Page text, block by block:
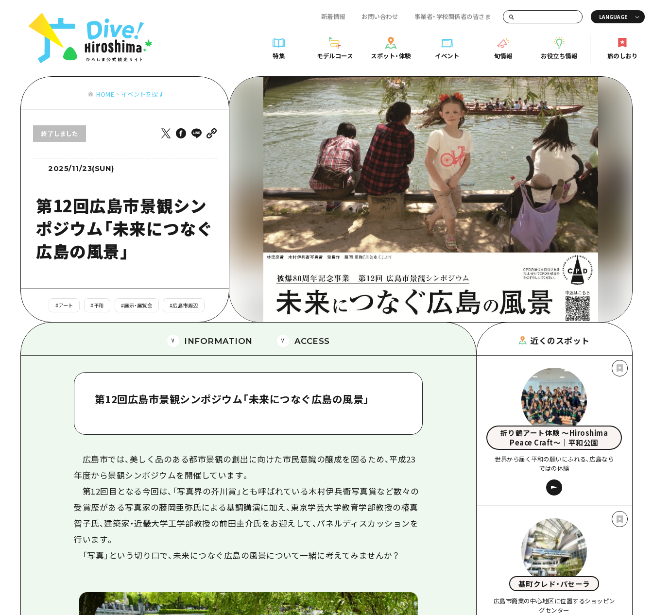
新着情報 お問い合わせ 事業者・学校関係者の皆さま
特集
アート
サイクリング
ショッピング
スポーツ
ナイトライフ
世界遺産
学び・体験
定番
歴史・文化
癒し
自然
モデルコース
モデルコース一覧
Dive! Hiroshima 公式ガイド
広島もしもトラベル
あたらしい非日常
広島市周辺
安芸
備後
備北
芸北
宮島周辺
山口県東部
弾丸
日帰り
半日
1泊2日
2泊3日
スポット・体験
スポット・体験一覧
広島市周辺
安芸
備後
備北
芸北
宮島周辺
山口県東部
愛媛県
島根県
イベント
旬情報
お役立ち情報
お役立ち情報一覧
アクセス
二次交通まとめ
施設の混雑状況のお知らせ
お得な周遊チケット
手荷物預かり・配送サービス
広島おもてなしパス
HIROSHIMA FREE Wi-Fi
観光案内所
広島県を訪れる外国人旅行者向け情報一覧
ボランティアガイド
ユニバーサルツーリズム
ガイドブック
広島県の魅力を動画でご紹介！
よくあるご質問
メディア掲載情報
フォトダウンロード
関連リンク
旅のしおり
おすすめ
世界遺産
歴史・文化
自然
芸北
宮島周辺
山口県東部
半日
2泊3日
備後
芸北
宮島周辺
山口県東部
愛媛県
島根県
お役立ち情報一覧
アクセス
二次交通まとめ
HIROSHIMA FREE Wi-Fi
ボランティアガイド
ユニバーサルツーリズム
広島県の魅力を動画でご紹介！
よくあるご質問
フォトダウンロード
関連リンク
HOME イベントを探す
終了しました
2025/11/23(SUN)
第12回広島市景観シン
ポジウム「未来につなぐ
広島の風景」
#アート #平和 #展示・展覧会 #広島市周辺
INFORMATION ACCESS
第12回広島市景観シンポジウム「未来につなぐ広島の風景」
広島市では、美しく品のある都市景観の創出に向けた市民意識の醸成を図るため、平成23
年度から景観シンポジウムを開催しています。
第12回目となる今回は、「写真界の芥川賞」とも呼ばれている木村伊兵衛写真賞など数々の
受賞歴がある写真家の藤岡亜弥氏による基調講演に加え、東京学芸大学教育学部教授の椿真
智子氏、建築家・近畿大学工学部教授の前田圭介氏をお迎えして、パネルディスカッションを
行います。
「写真」という切り口で、未来につなぐ広島の風景について一緒に考えてみませんか？
近くのスポット
折り鶴アート体験 〜Hiroshima
Peace Craft〜｜平和公園
世界から届く平和の願いにふれる、広島なら
ではの体験
基町クレド・パセーラ
広島市商業の中心地区に位置するショッピン
グセンター